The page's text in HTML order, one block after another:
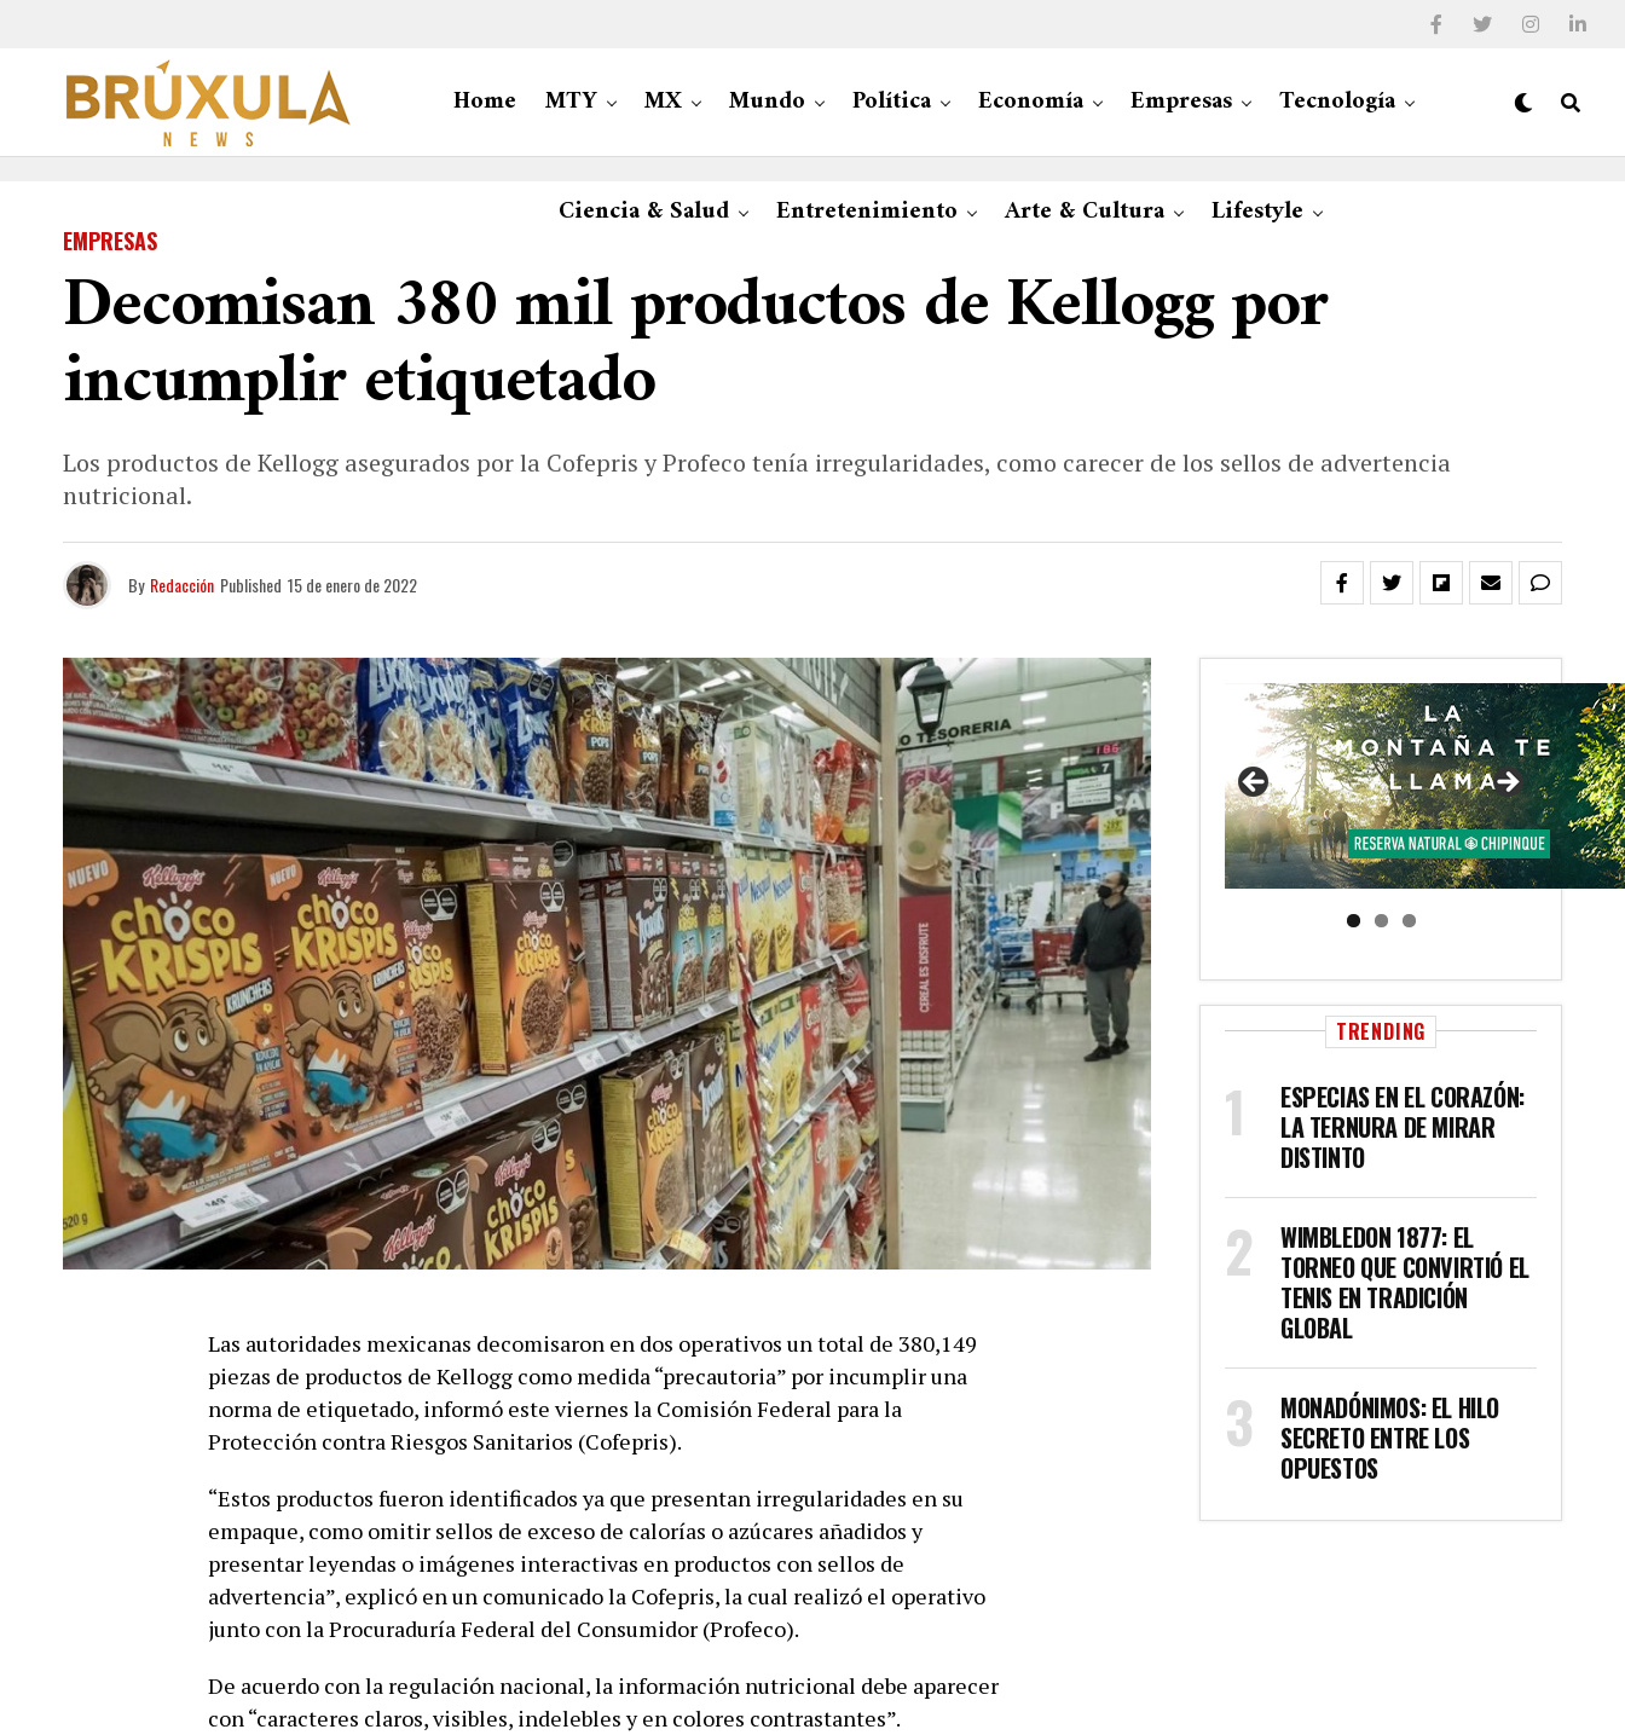
Home MTY MX Mundo Política Economía Empresas Tecnología
Ciencia & Salud Entretenimiento Arte & Cultura Lifestyle
EMPRESAS
Decomisan 380 mil productos de Kellogg por
incumplir etiquetado
Los productos de Kellogg asegurados por la Cofepris y Profeco tenía irregularidades, como carecer de los sellos de advertencia
nutricional.
By Redacción Published 15 de enero de 2022
Las autoridades mexicanas decomisaron en dos operativos un total de 380,149
piezas de productos de Kellogg como medida “precautoria” por incumplir una
norma de etiquetado, informó este viernes la Comisión Federal para la
Protección contra Riesgos Sanitarios (Cofepris).
“Estos productos fueron identificados ya que presentan irregularidades en su
empaque, como omitir sellos de exceso de calorías o azúcares añadidos y
presentar leyendas o imágenes interactivas en productos con sellos de
advertencia”, explicó en un comunicado la Cofepris, la cual realizó el operativo
junto con la Procuraduría Federal del Consumidor (Profeco).
De acuerdo con la regulación nacional, la información nutricional debe aparecer
con “caracteres claros, visibles, indelebles y en colores contrastantes”.
TRENDING
ESPECIAS EN EL CORAZÓN:
LA TERNURA DE MIRAR
DISTINTO
WIMBLEDON 1877: EL
TORNEO QUE CONVIRTIÓ EL
TENIS EN TRADICIÓN
GLOBAL
MONADÓNIMOS: EL HILO
SECRETO ENTRE LOS
OPUESTOS